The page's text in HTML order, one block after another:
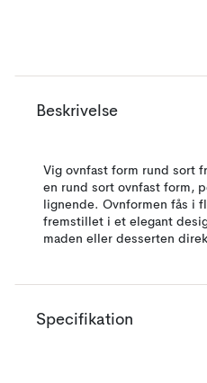
Beskrivelse
Vig ovnfast form rund sort
en rund sort ovnfast form,
lignende. Ovnformen fås i
fremstillet i et elegant
maden eller desserten
Specifikation